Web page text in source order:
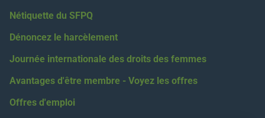
Nétiquette du SFPQ
Dénoncez le harcèlement
Journée internationale des droits des femmes
Avantages d'être membre - Voyez les offres
Offres d'emploi